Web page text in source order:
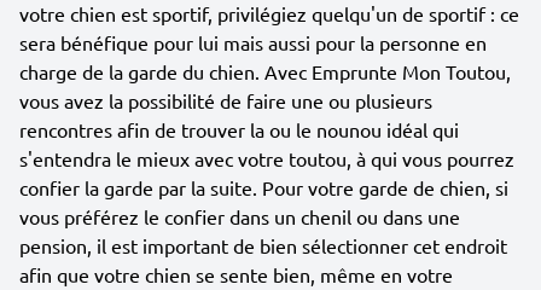
votre chien est sportif, privilégiez quelqu'un de sportif : ce
sera bénéfique pour lui mais aussi pour la personne en
charge de la garde du chien. Avec Emprunte Mon Toutou,
vous avez la possibilité de faire une ou plusieurs
rencontres afin de trouver la ou le nounou idéal qui
s'entendra le mieux avec votre toutou, à qui vous pourrez
confier la garde par la suite. Pour votre garde de chien, si
vous préférez le confier dans un chenil ou dans une
pension, il est important de bien sélectionner cet endroit
afin que votre chien se sente bien, même en votre